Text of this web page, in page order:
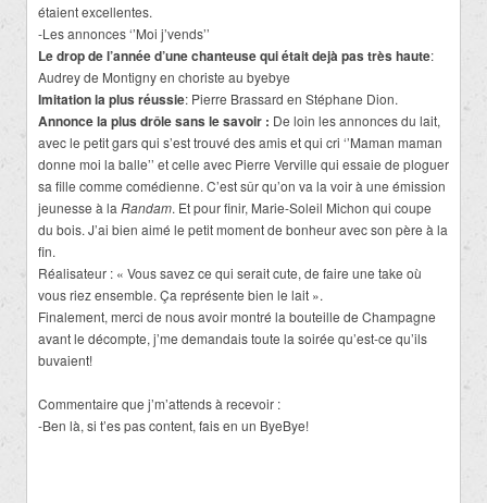
étaient excellentes.
-Les annonces ‘’Moi j’vends’’
Le drop de l’année d’une chanteuse qui était dejà pas très haute:
Audrey de Montigny en choriste au byebye
Imitation la plus réussie: Pierre Brassard en Stéphane Dion.
Annonce la plus drôle sans le savoir : De loin les annonces du lait,
avec le petit gars qui s’est trouvé des amis et qui cri ‘’Maman maman
donne moi la balle’’ et celle avec Pierre Verville qui essaie de ploguer
sa fille comme comédienne. C’est sûr qu’on va la voir à une émission
jeunesse à la Randam. Et pour finir, Marie-Soleil Michon qui coupe
du bois. J’ai bien aimé le petit moment de bonheur avec son père à la
fin.
Réalisateur : « Vous savez ce qui serait cute, de faire une take où
vous riez ensemble. Ça représente bien le lait ».
Finalement, merci de nous avoir montré la bouteille de Champagne
avant le décompte, j’me demandais toute la soirée qu’est-ce qu’ils
buvaient!
Commentaire que j’m’attends à recevoir :
-Ben là, si t’es pas content, fais en un ByeBye!